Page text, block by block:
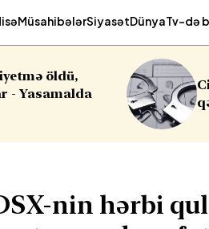
MüsahibələrSiyasətDünyaTv-də
işləri ilə bağlı vacib
nin hərbi